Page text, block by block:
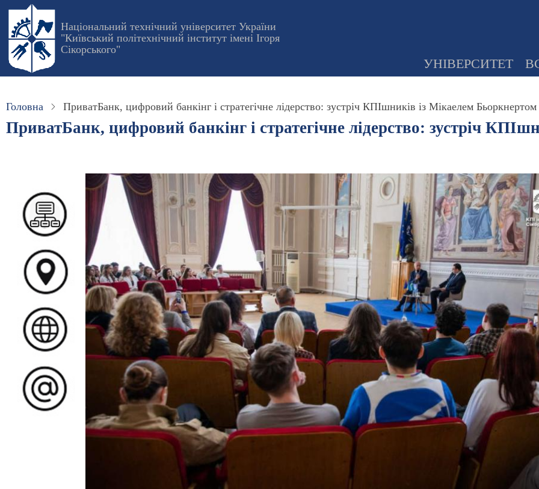
Перейти
основного
вмісту
Національний технічний університет України
"Київський політехнічний інститут імені Ігоря
Сікорського"
УНІВЕРСИТЕТ
Головна ПриватБанк, цифровий банкінг і стратегічне лідерство: зустріч КПІшників із Мікаелем Бьоркнертом
ПриватБанк, цифровий банкінг і стратегічне лідерство: зустріч